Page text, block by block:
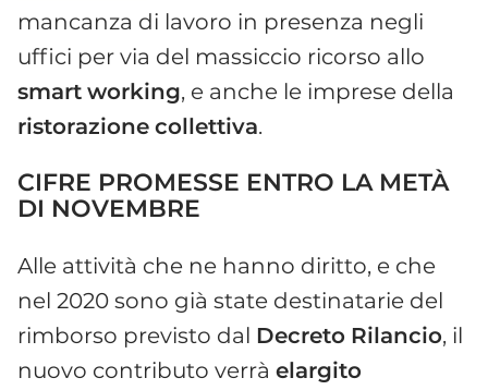
mancanza di lavoro in presenza negli
uffici per via del massiccio ricorso allo
smart working, e anche le imprese della
ristorazione collettiva.
CIFRE PROMESSE ENTRO LA METÀ
DI NOVEMBRE
Alle attività che ne hanno diritto, e che
nel 2020 sono già state destinatarie del
rimborso previsto dal Decreto Rilancio, il
nuovo contributo verrà elargito